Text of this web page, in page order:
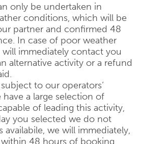
only be undertaken in
conditions, which will be
partner and confirmed 48
In case of poor weather
immediately contact you
alternative activity or a refund
to our operators‘
have a large selection of
of leading this activity,
you selected we do not
availabile, we will immediately,
48 hours of booking,